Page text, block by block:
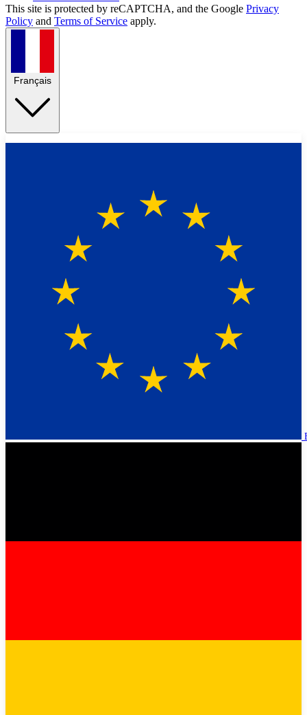
This site is protected by reCAPTCHA, and the Google Privacy
Policy and Terms of Service apply.
Français